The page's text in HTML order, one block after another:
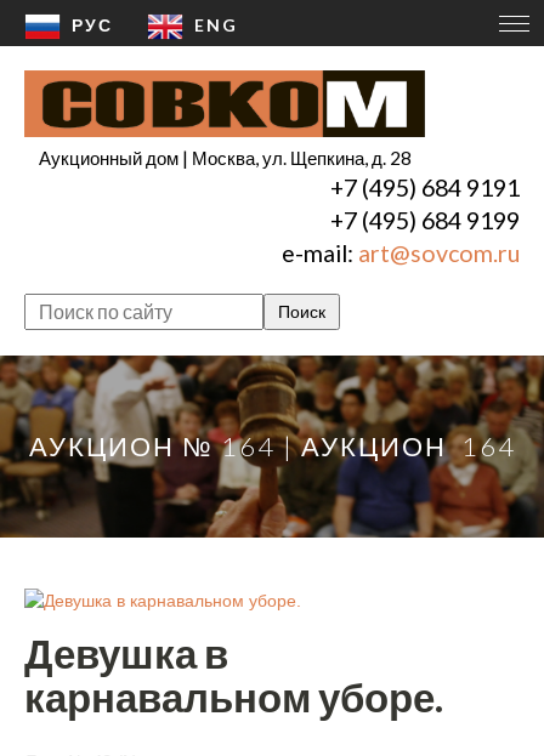
РУС ENG
Аукционный дом | Москва, ул. Щепкина, д. 28
+7 (495) 684 9191
+7 (495) 684 9199
e-mail: art@sovcom.ru
АУКЦИОН № 164 | АУКЦИОН 164
Девушка в
карнавальном уборе.